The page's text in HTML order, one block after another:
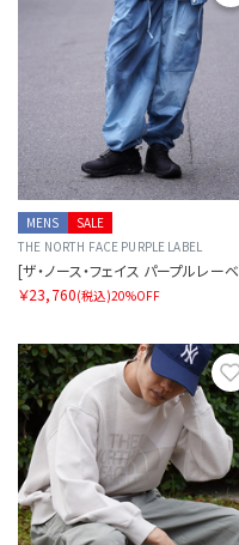
SALE
MENS
THE NORTH FACE PURPLE LABEL
￥23,760(税込)20%OFF